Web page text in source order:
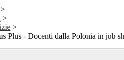
>
>
>
Plus - Docenti dalla Polonia in job